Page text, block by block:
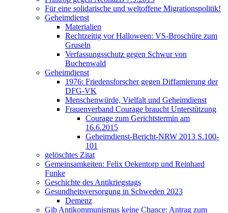
Für eine solidarische und weltoffene Migrationspolitik!
Geheimdienst
Materialien
Rechtzeitig vor Halloween: VS-Broschüre zum
Gruseln
Verfassungsschutz gegen Schwur von
Buchenwald
Geheimdienst
1976: Friedensforscher gegen Diffamierung der
DFG-VK
Menschenwürde, Vielfalt und Geheimdienst
Frauenverband Courage braucht Unterstützung
Courage zum Gerichtstermin am
16.6.2015
Geheimdienst-Bericht-NRW 2013 S.100-
101
gelöschtes Zitat
Gemeinsamkeiten: Felix Oekentorp und Reinhard
Funke
Geschichte des Antikriegstags
Gesundheitsversorgung in Schweden 2023
Demenz
Gib Antikommunismus keine Chance: Antrag zum